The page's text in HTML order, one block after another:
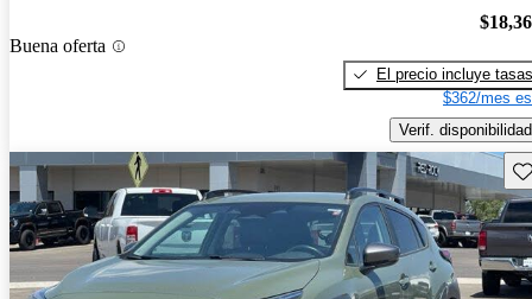
Buena oferta
El precio incluye tasas
$362/mes
Verif. disponibilidad